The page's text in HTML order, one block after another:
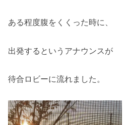
ある程度腹をくくった時に、
出発するというアナウンスが
待合ロビーに流れました。